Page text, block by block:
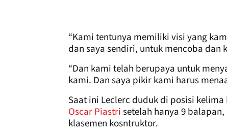
“Kami tentunya memiliki visi yang
dan saya sendiri, untuk mencoba dan
“Dan kami telah berupaya untuk
kami. Dan saya pikir kami harus
Saat ini Leclerc duduk di posisi
Oscar Piastrisetelah hanya 9
klasemen kosntruktor.